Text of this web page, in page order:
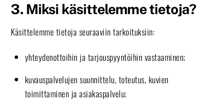
3. Miksi käsittelemme tietoja?
Käsittelemme tietoja seuraaviin tarkoituksiin:
yhteydenottoihin ja tarjouspyyntöihin vastaaminen;
kuvauspalvelujen suunnittelu, toteutus, kuvien
toimittaminen ja asiakaspalvelu;